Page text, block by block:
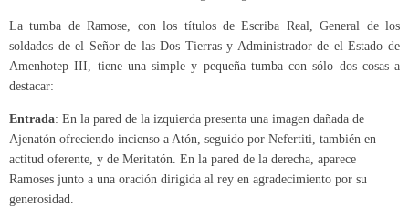
La tumba de Ramose, con los títulos de Escriba Real, General de los
soldados de el Señor de las Dos Tierras y Administrador de el Estado de
Amenhotep III, tiene una simple y pequeña tumba con sólo dos cosas a
destacar:
Entrada: En la pared de la izquierda presenta una imagen dañada de
Ajenatón ofreciendo incienso a Atón, seguido por Nefertiti, también en
actitud oferente, y de Meritatón. En la pared de la derecha, aparece
Ramoses junto a una oración dirigida al rey en agradecimiento por su
generosidad.